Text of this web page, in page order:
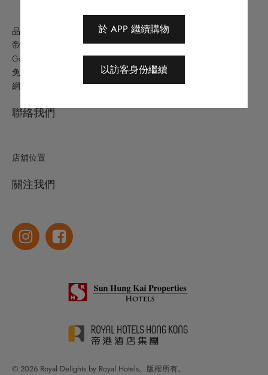
品牌故事
帝港酒店集團
Go Royal (帝賞)
免責條款
網站地圖
聯絡我們
店舖位置
關注我們
© 2026 Royal Delights by Royal Hotels。版權所有。
於 APP 繼續購物
以訪客身份繼續